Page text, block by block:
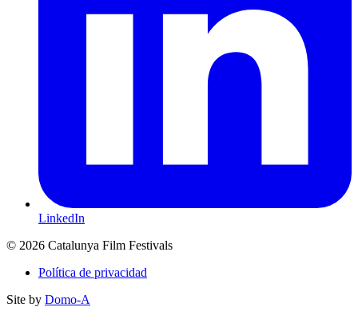
LinkedIn
© 2026 Catalunya Film Festivals
Política de privacidad
Site by Domo-A